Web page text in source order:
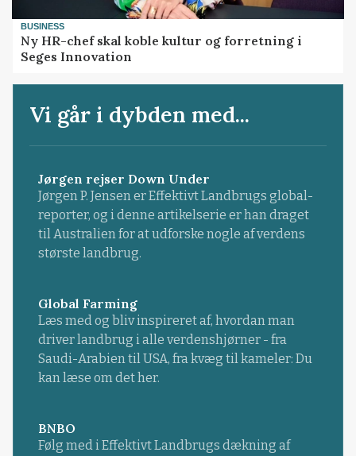
BUSINESS
Ny HR-chef skal koble kultur og forretning i
Seges Innovation
Vi går i dybden med...
Jørgen rejser Down Under
Jørgen P. Jensen er Effektivt Landbrugs global-
reporter, og i denne artikelserie er han draget
til Australien for at udforske nogle af verdens
største landbrug.
Global Farming
Læs med og bliv inspireret af, hvordan man
driver landbrug i alle verdenshjørner - fra
Saudi-Arabien til USA, fra kvæg til kameler: Du
kan læse om det her.
BNBO
Følg med i Effektivt Landbrugs dækning af